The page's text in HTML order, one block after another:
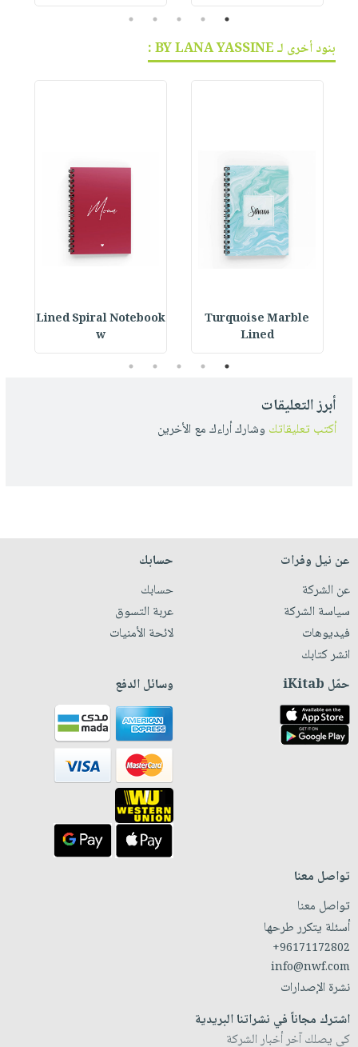
1
2
3
4
5
بنود أخرى لـ BY LANA YASSINE :
Turquoise Marble
Lined
Lined Spiral Notebook
w
1
2
3
4
5
أبرز التعليقات
أكتب تعليقاتك وشارك أراءك مع الأخرين
عن نيل وفرات
عن الشركة
سياسة الشركة
فيديوهات
انشر كتابك
حسابك
حسابك
عربة التسوق
لائحة الأمنيات
حمّل iKitab وسائل الدفع
تواصل معنا
تواصل معنا
أسئلة يتكرر طرحها
+96171172802
info@nwf.com
نشرة الإصدارات
اشترك مجاناً في نشراتنا البريدية
كي يصلك آخر أخبار الشركة